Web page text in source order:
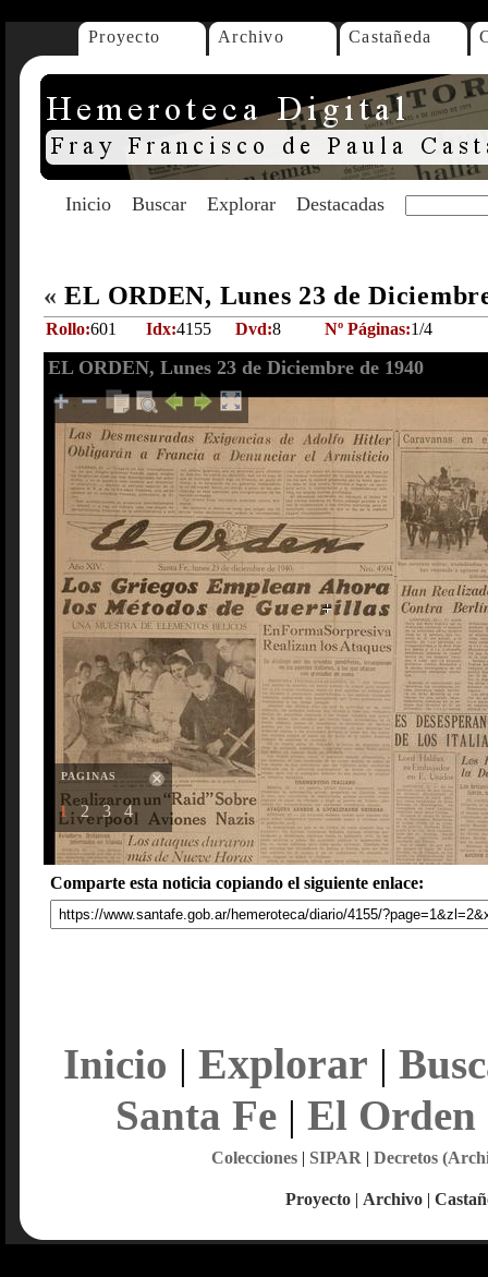
Proyecto Archivo Castañeda
Inicio Buscar Explorar Destacadas
« EL ORDEN, Lunes 23 de
Rollo:601 Idx:4155 Dvd:8 Nº Páginas:1/4
EL ORDEN, Lunes 23 de Diciembre de 1940
PAGINAS
1 2 3 4
Comparte esta noticia copiando el siguiente enlace:
Inicio | Explorar |
Santa Fe| El Orden
Colecciones| SIPAR | Decretos
Proyecto | Archivo |